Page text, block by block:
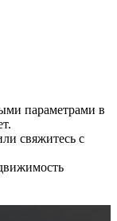
параметрами в
свяжитесь с